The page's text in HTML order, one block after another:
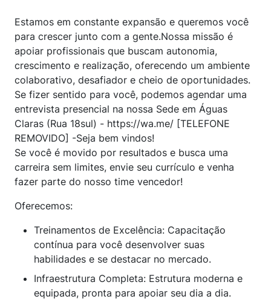
Estamos em constante expansão e queremos você
para crescer junto com a gente.Nossa missão é
apoiar profissionais que buscam autonomia,
crescimento e realização, oferecendo um ambiente
colaborativo, desafiador e cheio de oportunidades.
Se fizer sentido para você, podemos agendar uma
entrevista presencial na nossa Sede em Águas
Claras (Rua 18sul) - https://wa.me/ [TELEFONE
REMOVIDO] -Seja bem vindos!
Se você é movido por resultados e busca uma
carreira sem limites, envie seu currículo e venha
fazer parte do nosso time vencedor!
Oferecemos:
Treinamentos de Excelência: Capacitação
contínua para você desenvolver suas
habilidades e se destacar no mercado.
Infraestrutura Completa: Estrutura moderna e
equipada, pronta para apoiar seu dia a dia.